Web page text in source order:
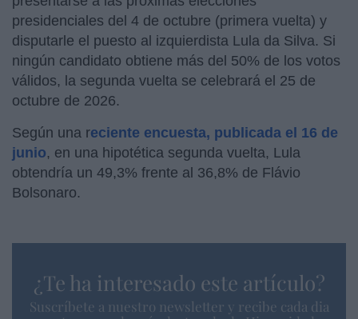
presidenciales del 4 de octubre (primera vuelta) y
disputarle el puesto al izquierdista Lula da Silva. Si
ningún candidato obtiene más del 50% de los votos
válidos, la segunda vuelta se celebrará el 25 de
octubre de 2026.
Según una reciente encuesta, publicada el 16 de
junio, en una hipotética segunda vuelta, Lula
obtendría un 49,3% frente al 36,8% de Flávio
Bolsonaro.
¿Te ha interesado este artículo?
Suscríbete a nuestro newsletter y recibe cada dia